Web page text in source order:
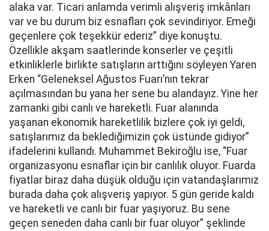
alaka var. Ticari anlamda verimli alışveriş imkânları
var ve bu durum biz esnafları çok sevindiriyor. Emeği
geçenlere çok teşekkür ederiz” diye konuştu.
Özellikle akşam saatlerinde konserler ve çeşitli
etkinliklerle birlikte satışların arttığını söyleyen Yaren
Erken “Geleneksel Ağustos Fuarı’nın tekrar
açılmasından bu yana her sene bu alandayız. Yine her
zamanki gibi canlı ve hareketli. Fuar alanında
yaşanan ekonomik hareketlilik bizlere çok iyi geldi,
satışlarımız da beklediğimizin çok üstünde gidiyor”
ifadelerini kullandı. Muhammet Bekiroğlu ise, “Fuar
organizasyonu esnaflar için bir canlılık oluyor. Fuarda
fiyatlar biraz daha düşük olduğu için vatandaşlarımız
burada daha çok alışveriş yapıyor. 5 gün geride kaldı
ve hareketli ve canlı bir fuar yaşıyoruz. Bu sene
geçen seneden daha canlı bir fuar oluyor” şeklinde